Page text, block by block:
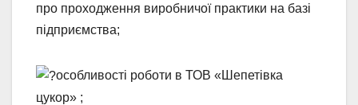
про проходження виробничої практики на базі
підприємства;
особливості роботи в ТОВ «Шепетівка
цукор» ;